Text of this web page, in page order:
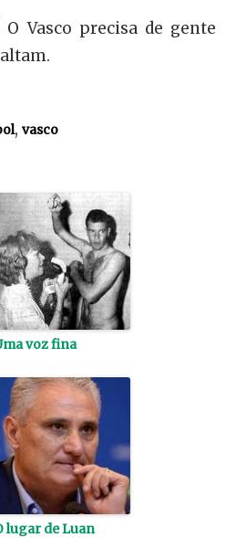
O Vasco precisa de gente
,vasco
voz fina
lugar de Luan